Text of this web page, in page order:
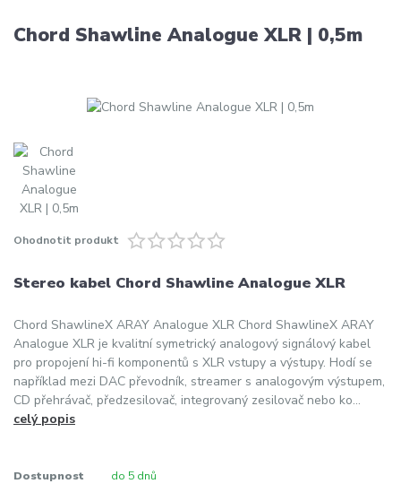
Chord Shawline Analogue XLR | 0,5m
Ohodnotit produkt
Stereo kabel Chord Shawline Analogue XLR
Chord ShawlineX ARAY Analogue XLR Chord ShawlineX ARAY
Analogue XLR je kvalitní symetrický analogový signálový kabel
pro propojení hi-fi komponentů s XLR vstupy a výstupy. Hodí se
například mezi DAC převodník, streamer s analogovým výstupem,
CD přehrávač, předzesilovač, integrovaný zesilovač nebo ko...
celý popis
Dostupnost do 5 dnů